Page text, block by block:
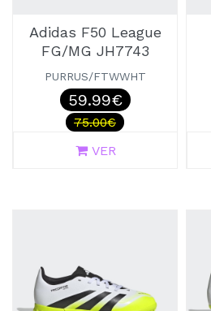
Adidas F50 League
FG/MG JH7743
PURRUS/FTWWHT
59.99€
75.00€
VER